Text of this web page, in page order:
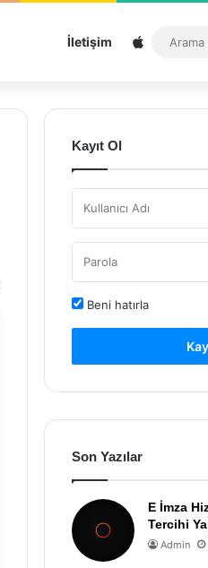
İletişim Sitemap
Kayıt Ol
Beni hatırla
Son Yazılar
E İmza
Tercihi
Admin